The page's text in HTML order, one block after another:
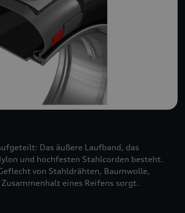
Das äußere Laufband, das
und hochfesten Stahlcorden besteht.
von Stahldrähten, Baumwolle,
eines Reifens sorgt.